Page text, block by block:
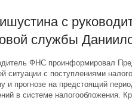
с
службы
ФНС проинформировал
ситуации с поступлениями
и прогнозе на предстоящий
в системе налогообложения.